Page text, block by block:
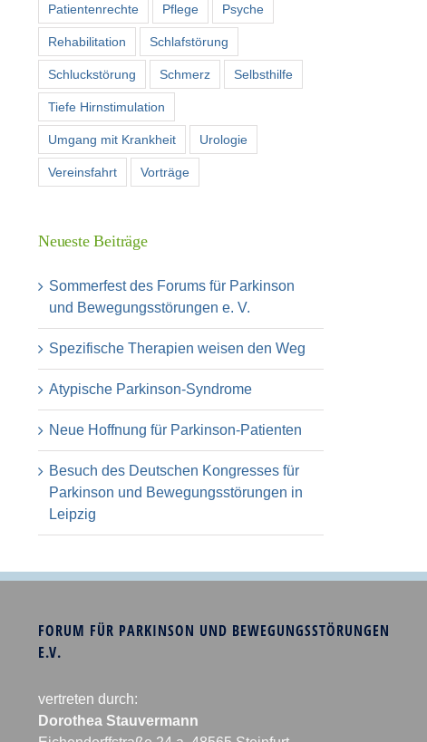
Patientenrechte Pflege Psyche
Rehabilitation Schlafstörung
Schluckstörung Schmerz Selbsthilfe
Tiefe Hirnstimulation
Umgang mit Krankheit Urologie
Vereinsfahrt Vorträge
Neueste Beiträge
Sommerfest des Forums für Parkinson
und Bewegungsstörungen e. V.
Spezifische Therapien weisen den Weg
Atypische Parkinson-Syndrome
Neue Hoffnung für Parkinson-Patienten
Besuch des Deutschen Kongresses für
Parkinson und Bewegungsstörungen in
Leipzig
FORUM FÜR PARKINSON UND BEWEGUNGSSTÖRUNGEN
E.V.
vertreten durch:
Dorothea Stauvermann